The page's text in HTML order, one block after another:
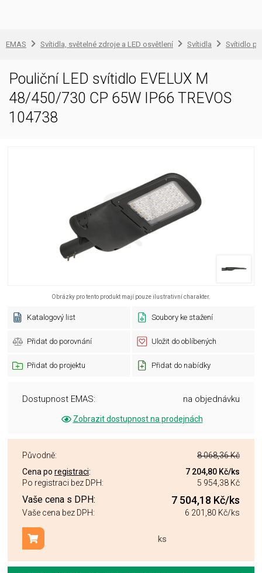
EMAS Svítidla, světelné zdroje a LED osvětlení Svítidla Svítidlo
Pouliční LED svítidlo EVELUX M
48/450/730 CP 65W IP66 TREVOS
104738
Obrázky pro tento produkt mají pouze ilustrativní charakter.
Katalogový list Soubory ke stažení
Přidat do porovnání Uložit do oblíbených
Přidat do projektu Přidat do nabídky
Dostupnost EMAS: na objednávku
Zobrazit dostupnost na prodejnách
Původně:
8 068,36 Kč
Cena po registraci: 7 204,80 Kč/ks
Po registraci bez DPH:
5 954,38 Kč
Vaše cena s DPH: 7 504,18 Kč/ks
Vaše cena bez DPH: 6 201,80 Kč/ks
ks
Přidat do košíku